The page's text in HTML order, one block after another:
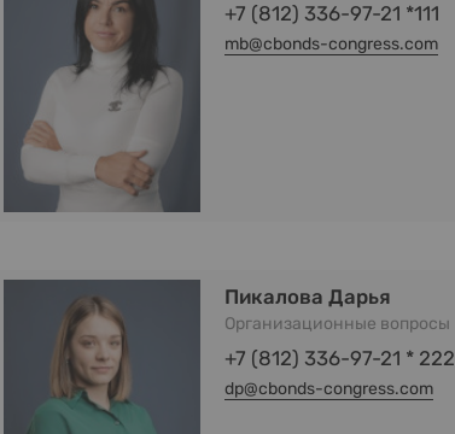
+7 (812) 336-97-21 *111
mb@cbonds-congress.com
Пикалова Дарья
Организационные вопросы
+7 (812) 336-97-21 * 222
dp@cbonds-congress.com